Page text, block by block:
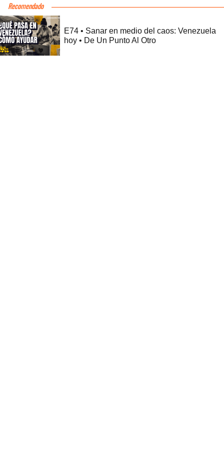
Recomendado
E74 • Sanar en medio del caos: Venezuela
hoy • De Un Punto Al Otro